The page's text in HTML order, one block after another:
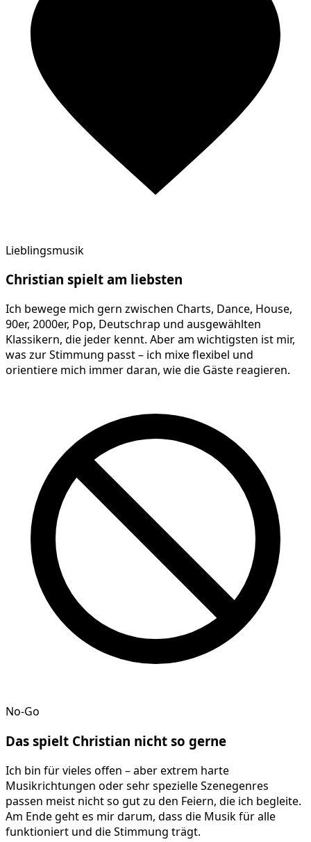
Lieblingsmusik
Christian spielt am liebsten
Ich bewege mich gern zwischen Charts, Dance, House,
90er, 2000er, Pop, Deutschrap und ausgewählten
Klassikern, die jeder kennt. Aber am wichtigsten ist mir,
was zur Stimmung passt – ich mixe flexibel und
orientiere mich immer daran, wie die Gäste reagieren.
No-Go
Das spielt Christian nicht so gerne
Ich bin für vieles offen – aber extrem harte
Musikrichtungen oder sehr spezielle Szenegenres
passen meist nicht so gut zu den Feiern, die ich begleite.
Am Ende geht es mir darum, dass die Musik für alle
funktioniert und die Stimmung trägt.